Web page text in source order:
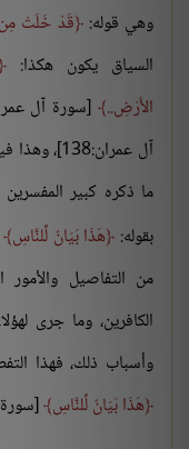
وهي قوله: قَدْ خَلَتْ
السياق يكون هكذا:
الأَرْضِ.. [سورة آل عمران:137]،
آل
ما ذكره كبير
بقوله: هَذَا بَيَانٌ لِّلنَّاسِ
من التفاصيل والأمور
الكافرين، وما جرى
وأسباب ذلك، فهذا
هَذَا بَيَانٌ لِّلنَّاسِ [سورة